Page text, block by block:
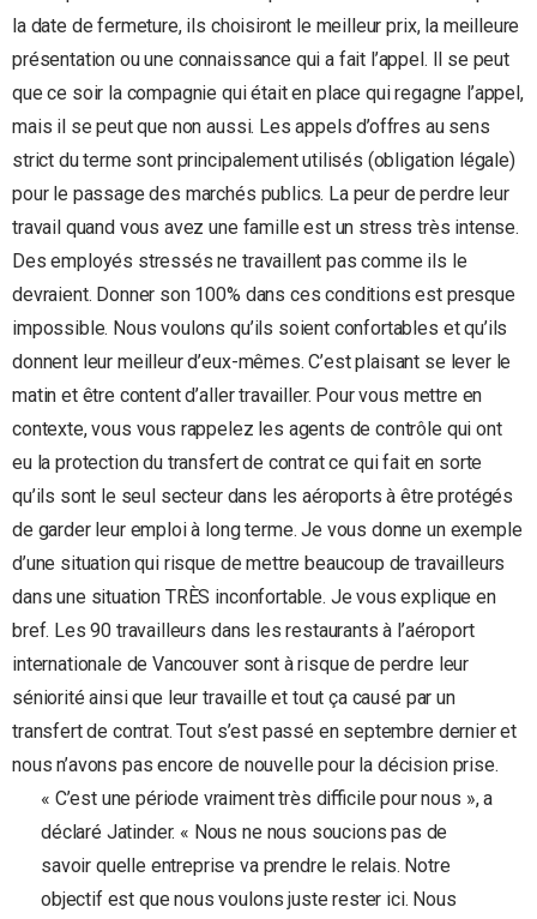
la date de fermeture, ils choisiront le meilleur prix, la meilleure
présentation ou une connaissance qui a fait l’appel. Il se peut
que ce soir la compagnie qui était en place qui regagne l’appel,
mais il se peut que non aussi. Les appels d’offres au sens
strict du terme sont principalement utilisés (obligation légale)
pour le passage des marchés publics. La peur de perdre leur
travail quand vous avez une famille est un stress très intense.
Des employés stressés ne travaillent pas comme ils le
devraient. Donner son 100% dans ces conditions est presque
impossible. Nous voulons qu’ils soient confortables et qu’ils
donnent leur meilleur d’eux-mêmes. C’est plaisant se lever le
matin et être content d’aller travailler. Pour vous mettre en
contexte, vous vous rappelez les agents de contrôle qui ont
eu la protection du transfert de contrat ce qui fait en sorte
qu’ils sont le seul secteur dans les aéroports à être protégés
de garder leur emploi à long terme. Je vous donne un exemple
d’une situation qui risque de mettre beaucoup de travailleurs
dans une situation TRÈS inconfortable. Je vous explique en
bref. Les 90 travailleurs dans les restaurants à l’aéroport
internationale de Vancouver sont à risque de perdre leur
séniorité ainsi que leur travaille et tout ça causé par un
transfert de contrat. Tout s’est passé en septembre dernier et
nous n’avons pas encore de nouvelle pour la décision prise.
« C’est une période vraiment très difficile pour nous », a
déclaré Jatinder. « Nous ne nous soucions pas de
savoir quelle entreprise va prendre le relais. Notre
objectif est que nous voulons juste rester ici. Nous